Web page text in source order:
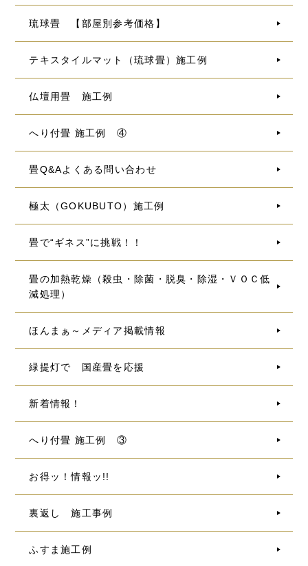
琉球畳 【部屋別参考価格】
テキスタイルマット（琉球畳）施工例
仏壇用畳 施工例
へり付畳 施工例 ④
畳Q&Aよくある問い合わせ
極太（GOKUBUTO）施工例
畳で“ギネス”に挑戦！！
畳の加熱乾燥（殺虫・除菌・脱臭・除湿・ＶＯＣ低
減処理）
ほんまぁ～メディア掲載情報
緑提灯で 国産畳を応援
新着情報！
へり付畳 施工例 ③
お得ッ！情報ッ!!
裏返し 施工事例
ふすま施工例